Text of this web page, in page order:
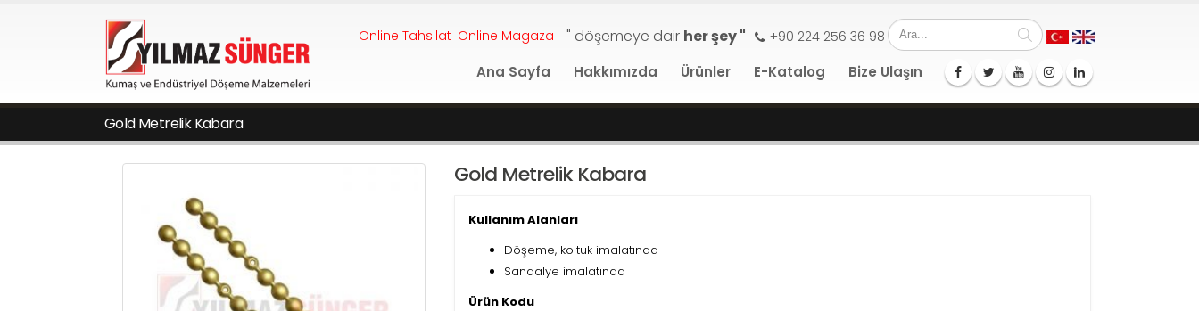
Online Tahsilat Online Magaza " döşemeye dair her şey " +90 224 256 36 98
Ana Sayfa Hakkımızda Ürünler E-Katalog Bize Ulaşın
Gold Metrelik Kabara
Gold Metrelik Kabara
Kullanım Alanları
Döşeme, koltuk imalatında
Sandalye imalatında
Ürün Kodu